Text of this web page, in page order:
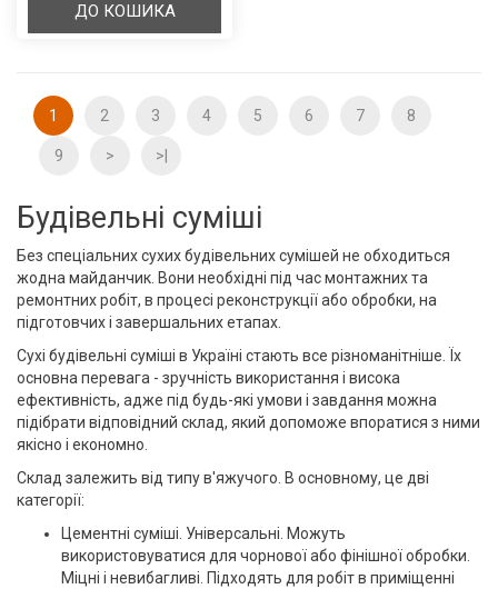
Будівельні суміші
Без спеціальних сухих будівельних сумішей не обходиться
жодна майданчик. Вони необхідні під час монтажних та
ремонтних робіт, в процесі реконструкції або обробки, на
підготовчих і завершальних етапах.
Сухі будівельні суміші в Україні стають все різноманітніше. Їх
основна перевага - зручність використання і висока
ефективність, адже під будь-які умови і завдання можна
підібрати відповідний склад, який допоможе впоратися з ними
якісно і економно.
Склад залежить від типу в'яжучого. В основному, це дві
категорії:
Цементні суміші. Універсальні. Можуть
використовуватися для чорнової або фінішної обробки.
Міцні і невибагливі. Підходять для робіт в приміщенні
ДО КОШИКА
1 2 3 4 5 6 7 8
9 > >|